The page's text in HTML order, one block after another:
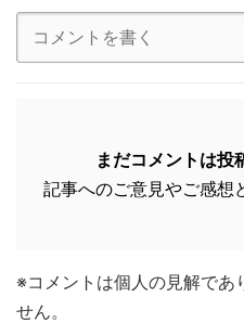
まだコメントは投
記事へのご意見やご感想
※コメントは個人の見解であ
せん。